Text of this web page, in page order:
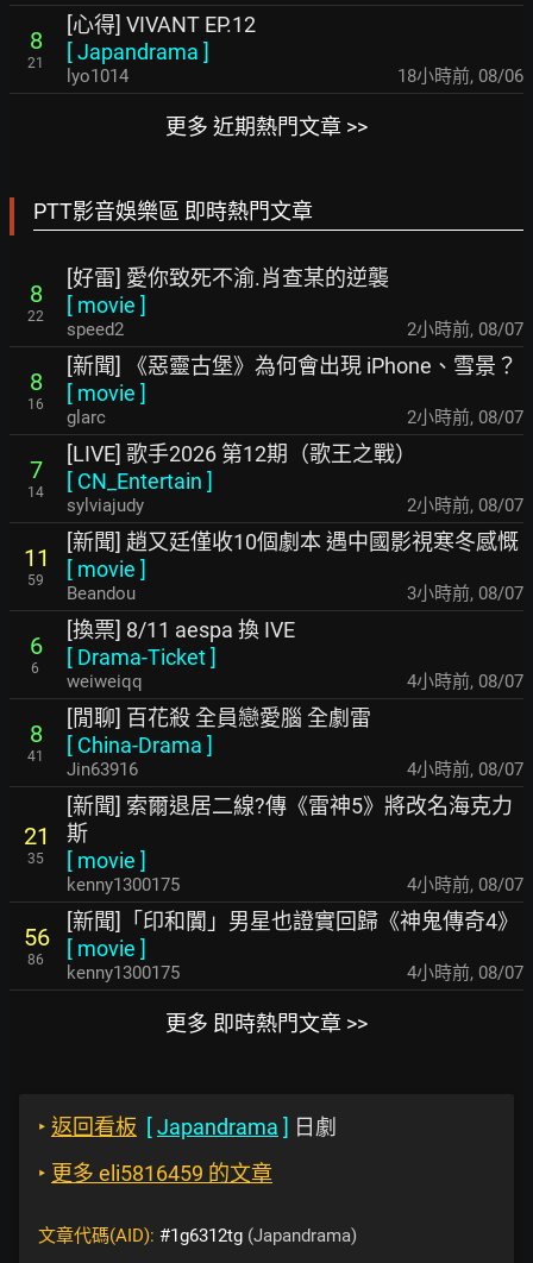
8
21
[心得] VIVANT EP.12
[Japandrama ]
lyo1014 18小時前, 08/06
更多 近期熱門文章 >>
PTT影音娛樂區 即時熱門文章
8
22
[好雷] 愛你致死不渝.肖查某的逆襲
[ movie ]
speed2 2小時前, 08/07
8
16
[新聞] 《惡靈古堡》為何會出現 iPhone、雪景？
[ movie ]
glarc 2小時前, 08/07
7
14
[LIVE] 歌手2026 第12期（歌王之戰）
[ CN_Entertain ]
sylviajudy 2小時前, 08/07
11
59
[新聞] 趙又廷僅收10個劇本 遇中國影視寒冬感慨
[ movie ]
Beandou 3小時前, 08/07
6
6
[換票] 8/11 aespa 換 IVE
[ Drama-Ticket]
weiweiqq 4小時前, 08/07
8
41
[閒聊] 百花殺 全員戀愛腦 全劇雷
[ China-Drama ]
Jin63916 4小時前, 08/07
21
35
[新聞] 索爾退居二線?傳《雷神5》將改名海克力
斯
[ movie ]
kenny1300175 4小時前, 08/07
56
86
[新聞]「印和闐」男星也證實回歸《神鬼傳奇4》
[ movie ]
kenny1300175 4小時前, 08/07
更多 即時熱門文章 >>
‣ 返回看板 [Japandrama ] 日劇
‣ 更多 eli5816459 的文章
文章代碼(AID): #1g6312tg (Japandrama)